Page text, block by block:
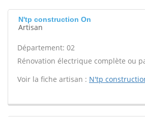
N'tp construction On
Artisan
Département: 02
Rénovation électrique complète ou
Voir la fiche artisan : N'tp